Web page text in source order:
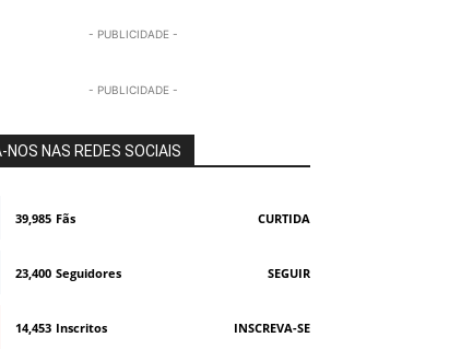
- PUBLICIDADE -
- PUBLICIDADE -
NOS NAS REDES SOCIAIS
39,985 Fãs CURTIDA
23,400 Seguidores SEGUIR
14,453 Inscritos INSCREVA-SE